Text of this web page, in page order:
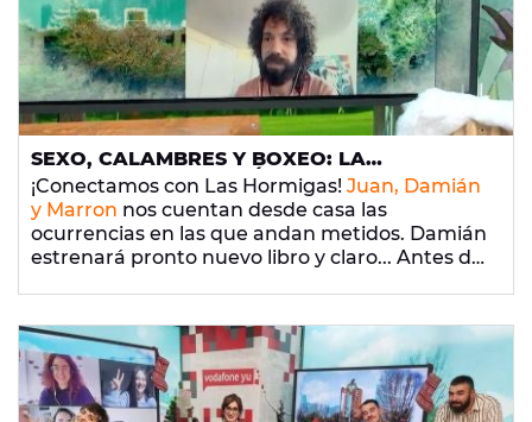
SEXO, CALAMBRES Y BOXEO: LA
ELECTROESTIMULACIÓN QUE PRACTICA
JUAN IBÁÑEZ (TRANCAS)
¡Conectamos con Las Hormigas! Juan, Damián
y Marron nos cuentan desde casa las
ocurrencias en las que andan metidos. Damián
estrenará pronto nuevo libro y claro... Antes de